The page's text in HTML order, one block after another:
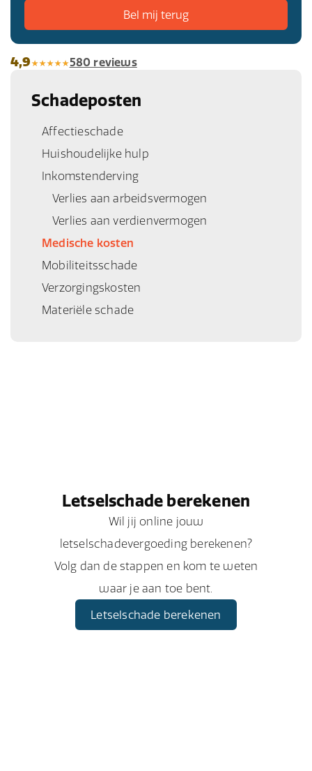
4,9 580 reviews
Schadeposten
Affectieschade
Huishoudelijke hulp
Inkomstenderving
Verlies aan arbeidsvermogen
Verlies aan verdienvermogen
Medische kosten
Mobiliteitsschade
Verzorgingskosten
Materiële schade
Letselschade berekenen
Wil jij online jouw
letselschadevergoeding berekenen?
Volg dan de stappen en kom te weten
waar je aan toe bent.
Letselschade berekenen